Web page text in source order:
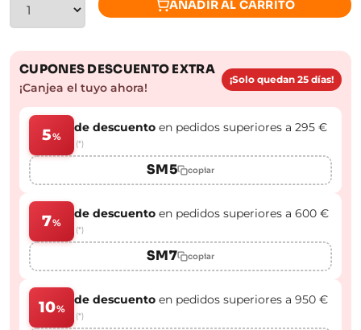
AÑADIR AL CARRITO
CUPONES DESCUENTO EXTRA
¡Canjea el tuyo ahora!
¡Solo quedan 25 días!
5%
de descuento en pedidos superiores a 295 €
(*)
SM5 copiar
7%
de descuento en pedidos superiores a 600 €
(*)
SM7 copiar
10%
de descuento en pedidos superiores a 950 €
(*)